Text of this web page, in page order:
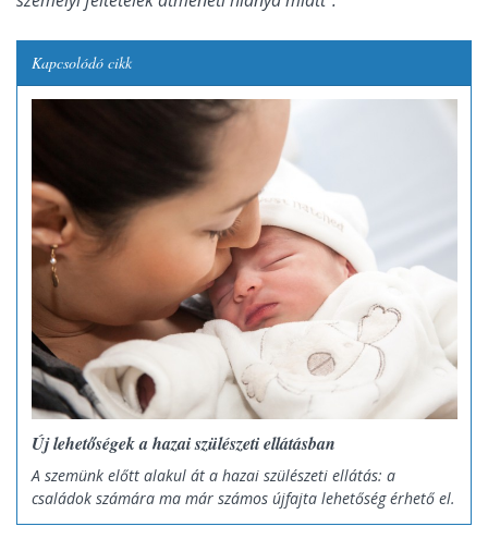
Kapcsolódó cikk
Új lehetőségek a hazai szülészeti ellátásban
A szemünk előtt alakul át a hazai szülészeti ellátás: a
családok számára ma már számos újfajta lehetőség érhető el.